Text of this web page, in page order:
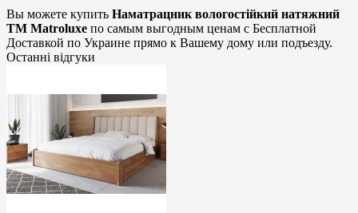
Вы можете купить Наматрацник вологостійкий натяжний
ТМ Matroluxe по самым выгодным ценам с Бесплатной
Доставкой по Украине прямо к Вашему дому или подъезду.
Останні відгуки